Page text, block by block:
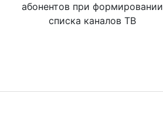
абонентов при формировании
списка каналов ТВ